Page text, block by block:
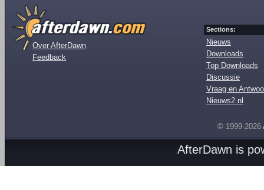
Over AfterDawn
Feedback
Sections:
Nieuws
Downloads
Top Downloads
Discussie
Vraag en
Nieuws2.nl
© 1999-2026
AfterDawn is